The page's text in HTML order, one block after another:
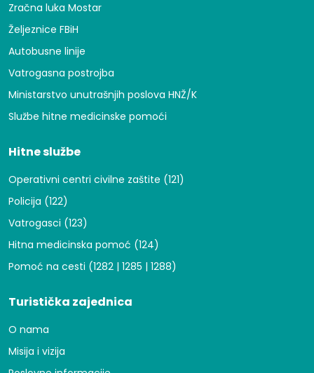
Zračna luka Mostar
Željeznice FBiH
Autobusne linije
Vatrogasna postrojba
Ministarstvo unutrašnjih poslova HNŽ/K
Službe hitne medicinske pomoći
Hitne službe
Operativni centri civilne zaštite (121)
Policija (122)
Vatrogasci (123)
Hitna medicinska pomoć (124)
Pomoć na cesti (1282 | 1285 | 1288)
Turistička zajednica
O nama
Misija i vizija